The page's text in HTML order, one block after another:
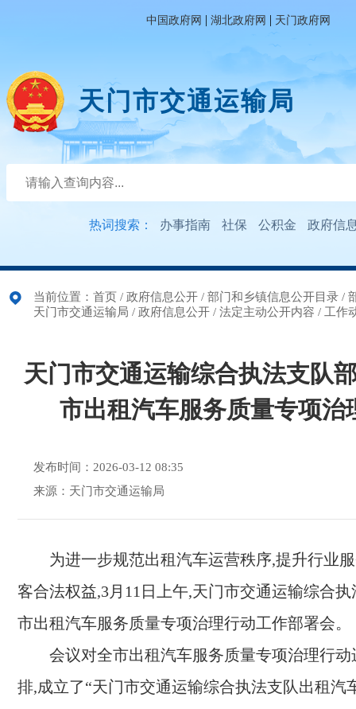
中国政府网 | 湖北政府网 | 天门政府网
天门市交通运输局
热词搜索： 办事指南 社保 公积金 政府信
当前位置： 首页 / 政府信息公开 / 部门和乡镇信息公开目录 /
天门市交通运输局 / 政府信息公开 / 法定主动公开内容 / 工作
天门市交通运输综合执法支队
市出租汽车服务质量专项治
发布时间：2026-03-12 08:35
来源：天门市交通运输局
为进一步规范出租汽车运营秩序,提升行业
客合法权益,3月11日上午,天门市交通运输综合
市出租汽车服务质量专项治理行动工作部署会。
会议对全市出租汽车服务质量专项治理行
排,成立了“天门市交通运输综合执法支队出租汽